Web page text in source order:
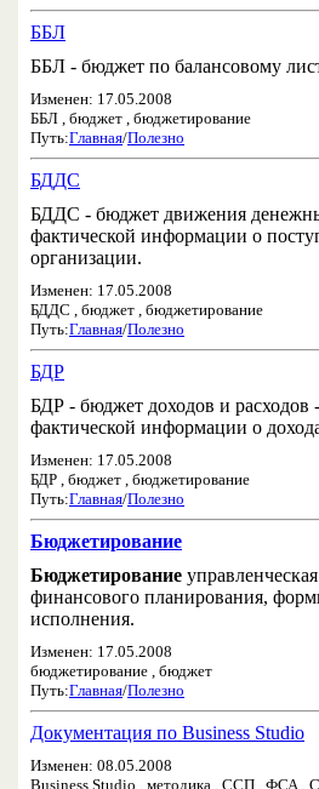
ББЛ
ББЛ - бюджет по балансовому
Изменен: 17.05.2008
ББЛ , бюджет , бюджетирование
Путь:Главная/Полезно
БДДС
БДДС - бюджет движения
фактической информации о
организации.
Изменен: 17.05.2008
БДДС , бюджет , бюджетирование
Путь:Главная/Полезно
БДР
БДР - бюджет доходов и расходов
фактической информации о
Изменен: 17.05.2008
БДР , бюджет , бюджетирование
Путь:Главная/Полезно
Бюджетирование
Бюджетирование
финансового планирования,
исполнения.
Изменен: 17.05.2008
бюджетирование , бюджет
Путь:Главная/Полезно
Документация по Business Studio
Изменен: 08.05.2008
Business Studio , методика , ССП , ФСА ,